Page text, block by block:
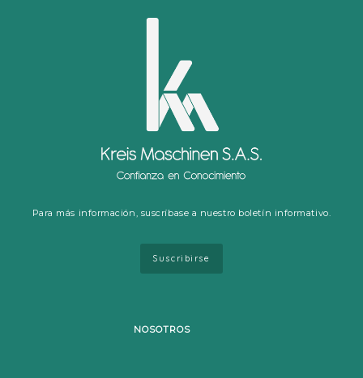
Para más información, suscríbase a nuestro boletín informativo.
Suscribirse
NOSOTROS